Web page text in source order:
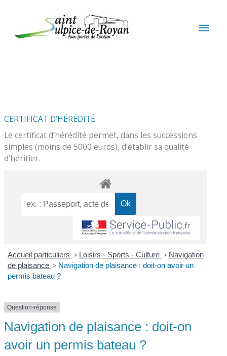
CERTIFICAT D’HÉRÉDITÉ
Le certificat d’hérédité permet, dans les successions
simples (moins de 5000 euros), d’établir sa qualité
d’héritier.
Accueil particuliers > Loisirs - Sports - Culture > Navigation
de plaisance > Navigation de plaisance : doit-on avoir un
permis bateau ?
Question-réponse
Navigation de plaisance : doit-on
avoir un permis bateau ?